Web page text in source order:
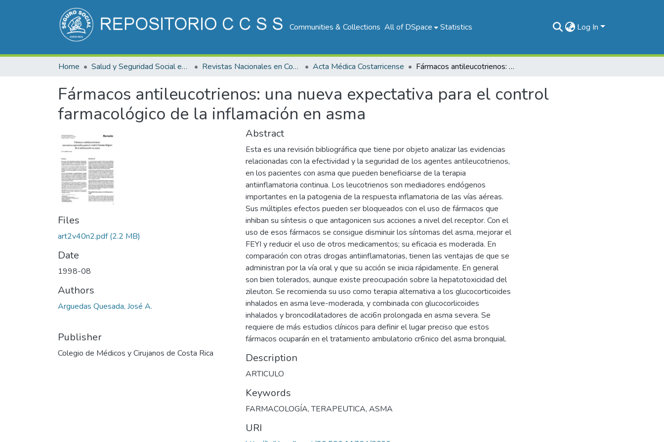
Communities & Collections All of DSpace Statistics Log In
Home Salud y Seguridad Social en Costa Rica Revistas Nacionales en Costa Rica Acta Médica Costarricense Fármacos antileucotrienos: una nueva expectativa para el control farmacológico de la inflamación en asma
Fármacos antileucotrienos: una nueva expectativa para el control
farmacológico de la inflamación en asma
Files
art2v40n2.pdf(2.2 MB)
Date
1998-08
Authors
Arguedas Quesada, José A.
Publisher
Colegio de Médicos y Cirujanos de Costa Rica
Abstract
Esta es una revisión bibliográfica que tiene por objeto analizar las evidencias
relacionadas con la efectividad y la seguridad de los agentes antileucotrienos,
en los pacientes con asma que pueden beneficiarse de la terapia
antiinflamatoria continua. Los leucotrienos son mediadores endógenos
importantes en la patogenia de la respuesta inflamatoria de las vías aéreas.
Sus múltiples efectos pueden ser bloqueados con el uso de fármacos que
inhiban su síntesis o que antagonicen sus acciones a nivel del receptor. Con el
uso de esos fármacos se consigue disminuir los síntomas del asma, mejorar el
FEYI y reducir el uso de otros medicamentos; su eficacia es moderada. En
comparación con otras drogas antiinflamatorias, tienen las ventajas de que se
administran por la vía oral y que su acción se inicia rápidamente. En general
son bien tolerados, aunque existe preocupación sobre la hepatotoxicidad del
zileuton. Se recomienda su uso como terapia alternativa a los glucocorticoides
inhalados en asma leve-moderada, y combinada con glucocorlicoides
inhalados y broncodilatadores de acci6n prolongada en asma severa. Se
requiere de más estudios clínicos para definir el lugar preciso que estos
fármacos ocuparán en el tratamiento ambulatorio cr6nico del asma bronquial.
Description
ARTICULO
Keywords
FARMACOLOGÍA,TERAPEUTICA, ASMA
URI